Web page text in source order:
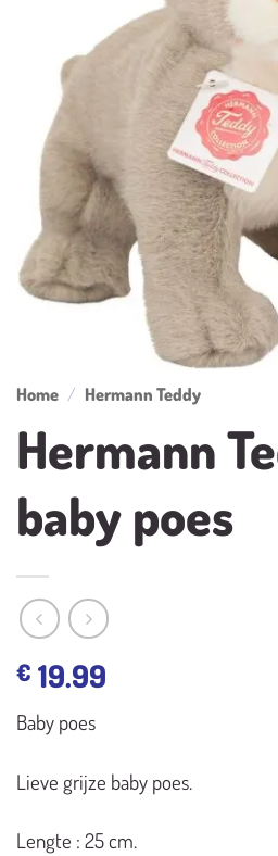
Home / Hermann Teddy
Hermann
baby poes
€ 19.99
Baby poes
Lieve grijze baby poes.
Lengte : 25 cm.